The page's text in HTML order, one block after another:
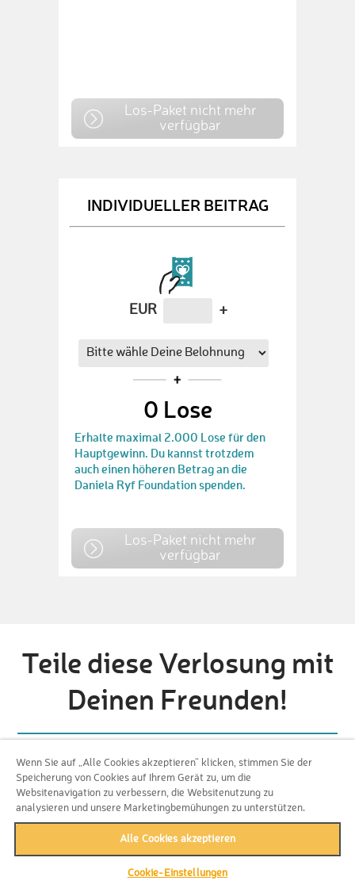
Los-Paket nicht mehr
verfügbar
INDIVIDUELLER BEITRAG
EUR +
0 Lose
Erhalte maximal 2.000 Lose für den
Hauptgewinn. Du kannst trotzdem
auch einen höheren Betrag an die
Daniela Ryf Foundation spenden.
Los-Paket nicht mehr
verfügbar
Teile diese Verlosung mit
Deinen Freunden!
Erzähle Deinen Freunden über
Facebook, Twitter oder per E-Mail von
dieser Kampagne und erhalte 50
zusätzliche Lose für jeden Freund, der
über Deinen versendeten Link einen
Wenn Sie auf „Alle Cookies akzeptieren“ klicken, stimmen Sie der
Speicherung von Cookies auf Ihrem Gerät zu, um die
Websitenavigation zu verbessern, die Websitenutzung zu
analysieren und unsere Marketingbemühungen zu unterstützen.
Alle Cookies akzeptieren
Cookie-Einstellungen